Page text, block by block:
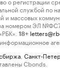
службой по
и массовых
номером ЭЛ
18+
Санкт-
Cbonds.